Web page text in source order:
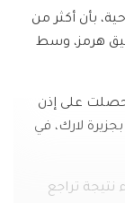
بأن أكثر من
هرمز، وسط
حصلت على إذن
بجزيرة لارك، في
نتيجة تراجع